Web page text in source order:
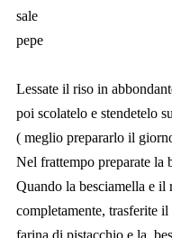
sale
pepe
Lessate il riso in
poi scolatelo e stendetelo
( meglio prepararlo il
Nel frattempo preparate la
Quando la besciamella e il
completamente, trasferite
farina di pistacchio e la